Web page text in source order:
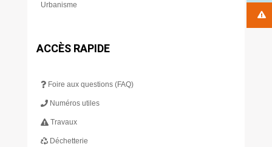
Urbanisme
ACCÈS RAPIDE
Foire aux questions (FAQ)
Numéros utiles
Travaux
Déchetterie